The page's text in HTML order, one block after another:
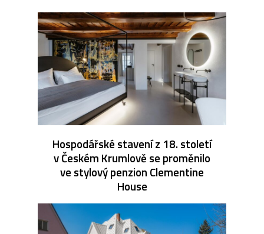
Hospodářské stavení z 18. století
v Českém Krumlově se proměnilo
ve stylový penzion Clementine
House